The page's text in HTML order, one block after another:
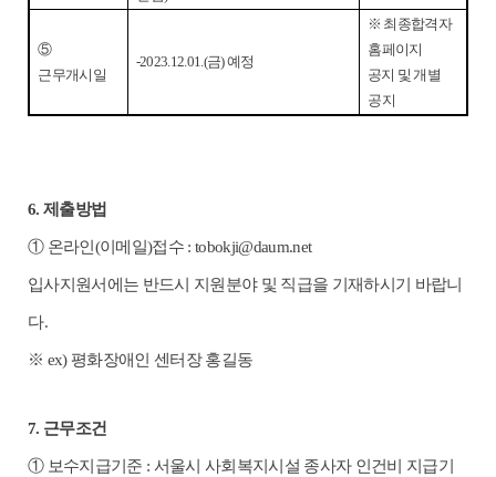
⑤
근무개시일
-2023.12.01.(금)예정
※ 최종합격자
홈페이지
공지 및 개별
공지
6. 제출방법
① 온라인 (이메일)접수 :tobokji@daum.net
입사지원서에는 반드시 지원분야 및 직급을 기재하시기 바랍니
다.
※ ex) 평화장애인 센터장 홍길동
7. 근무조건
① 보수지급기준 : 서울시 사회복지시설 종사자 인건비 지급기